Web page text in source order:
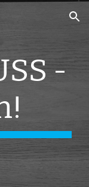
Skip to navigation
-